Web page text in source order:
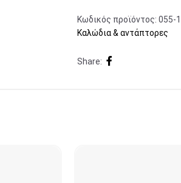
Κωδικός προϊόντος: 055-
Καλώδια & αντάπτορες
Share: